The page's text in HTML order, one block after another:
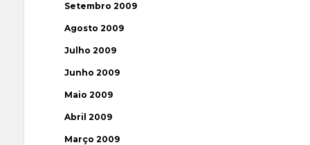
Setembro 2009
Agosto 2009
Julho 2009
Junho 2009
Maio 2009
Abril 2009
Março 2009